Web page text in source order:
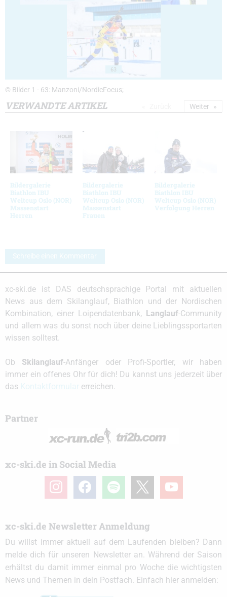
63
© Bilder 1 - 63: Manzoni/NordicFocus;
VERWANDTE ARTIKEL
Bildergalerie
Biathlon IBU
Weltcup Oslo (NOR)
Massenstart
Herren
Bildergalerie
Biathlon IBU
Weltcup Oslo (NOR)
Massenstart
Frauen
Bildergalerie
Biathlon IBU
Weltcup Oslo (NOR)
Verfolgung Herren
Weiter
Schreibe einen Kommentar
xc-ski.de ist DAS deutschsprachige Portal mit aktuellen
News aus dem Skilanglauf, Biathlon und der Nordischen
Kombination, einer Loipendatenbank,
Langlauf-Community
und allem was du sonst noch über deine Lieblingssportarten
wissen solltest.
Ob Skilanglauf-Anfänger oder Profi-Sportler, wir haben
immer ein offenes Ohr für dich! Du kannst uns jederzeit über
das
erreichen.
Partner
xc-ski.de in Social Media
instagramfacebook spotify youtube
xc-ski.de Newsletter Anmeldung
Du willst immer aktuell auf dem Laufenden bleiben? Dann
melde dich für unseren Newsletter an. Während der Saison
erhältst du damit immer einmal pro Woche die wichtigsten
News und Themen in dein Postfach. Einfach hier anmelden: